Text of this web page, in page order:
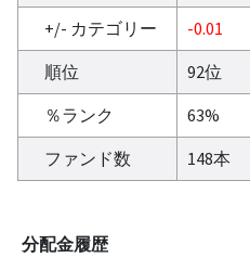
+/- カテゴリー
-0.01
順位
92位
％ランク
63%
ファンド数
148本
分配金履歴